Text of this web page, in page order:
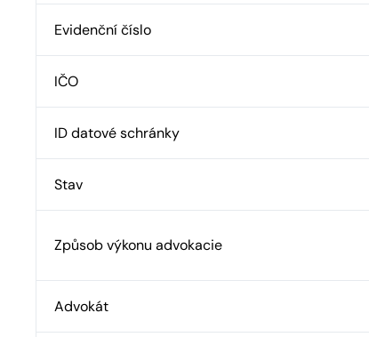
Evidenční číslo
IČO
ID datové schránky
Stav
Způsob výkonu advokacie
Advokát